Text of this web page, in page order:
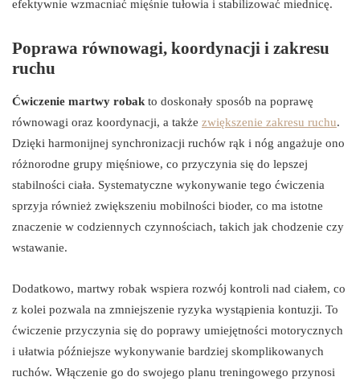
efektywnie wzmacniać mięśnie tułowia i stabilizować miednicę.
Poprawa równowagi, koordynacji i zakresu
ruchu
Ćwiczenie martwy robak to doskonały sposób na poprawę
równowagi oraz koordynacji, a także zwiększenie zakresu ruchu.
Dzięki harmonijnej synchronizacji ruchów rąk i nóg angażuje ono
różnorodne grupy mięśniowe, co przyczynia się do lepszej
stabilności ciała. Systematyczne wykonywanie tego ćwiczenia
sprzyja również zwiększeniu mobilności bioder, co ma istotne
znaczenie w codziennych czynnościach, takich jak chodzenie czy
wstawanie.
Dodatkowo, martwy robak wspiera rozwój kontroli nad ciałem, co
z kolei pozwala na zmniejszenie ryzyka wystąpienia kontuzji. To
ćwiczenie przyczynia się do poprawy umiejętności motorycznych
i ułatwia późniejsze wykonywanie bardziej skomplikowanych
ruchów. Włączenie go do swojego planu treningowego przynosi